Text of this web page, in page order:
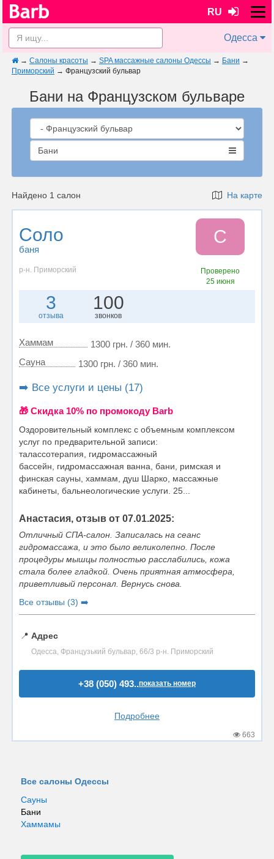
RU
Одесса
→ Салоны красоты → SPA массажные салоны Одессы → Бани →
Приморский → Французский бульвар
Бани на Французском бульваре
Бани
Найдено 1 салон На карте
Соло
баня
С
р-н. Приморский
Проверено
25 июня
3
отзыва
100
звонков
Хаммам
1300 грн. / 360 мин.
Сауна
1300 грн. / 360 мин.
➡️ Все услуги и цены (17)
🎁 Cкидка 10% по промокоду Barb
Оздоровительный комплекс с объемным комплексом
услуг по предварительной записи:
талассотерапия, гидромассажный
бассейн, гидромассажная ванна, бани, римская и
финская сауны, хаммам, душ Шарко, массажные
кабинеты, бальнеологические услуги. 25...
Анастасия, отзыв от 07.01.2025:
Отличный СПА-салон. Записалась на сеанс
гидромассажа, и это было великолепно. После
процедуры мышцы полностью расслабились, кожа
стала более гладкой. Очень приятная атмосфера,
приветливый персонал. Вернусь снова.
Все отзывы (3) ➡️
📍 Адрес
Одесса, Французький бульвар, 66/3 р-н. Приморский
+38 (050) 493..показать номер
Подробнее
663
Все салоны Одессы
Сауны
Бани
Хаммамы